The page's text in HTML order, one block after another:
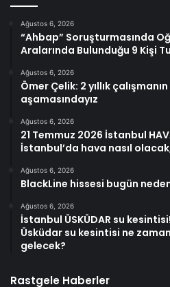
Ağustos 6, 2026
“Ahbap” Soruşturmasında
Aralarında Bulunduğu 9 Kişi
Ağustos 6, 2026
Ömer Çelik: 2 yıllık
aşamasındayız
Ağustos 6, 2026
21 Temmuz 2026 İstanbul
İstanbul’da hava nasıl
Ağustos 6, 2026
BlackLine hissesi bugün
Ağustos 6, 2026
İstanbul ÜSKÜDAR su
Üsküdar su kesintisi ne
gelecek?
Rastgele Haberler